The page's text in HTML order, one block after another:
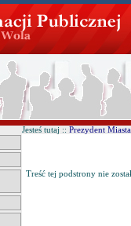
Jesteś tutaj :: Prezydent Miasta
Treść tej podstrony nie